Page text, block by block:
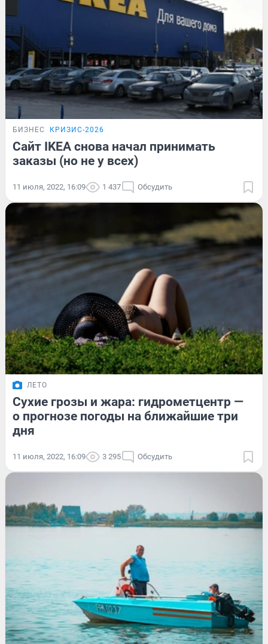
БИЗНЕС КРИЗИС-2026
Сайт IKEA снова начал принимать
заказы (но не у всех)
11 июля, 2022, 16:09 1 437 Обсудить
ЛЕТО
Сухие грозы и жара: гидрометцентр —
о прогнозе погоды на ближайшие три
дня
11 июля, 2022, 16:09 3 295 Обсудить